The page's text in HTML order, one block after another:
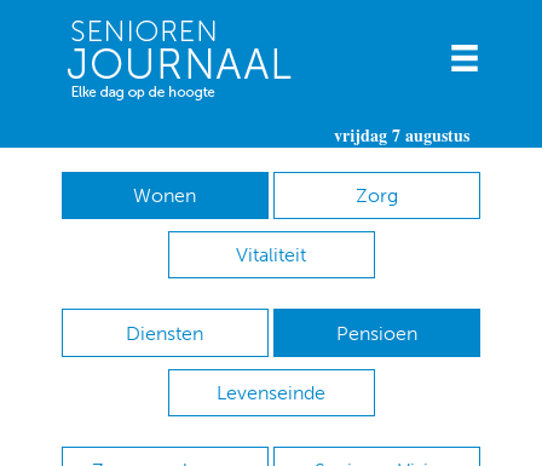
vrijdag 7 augustus
Wonen Zorg
Vitaliteit
Diensten Pensioen
Levenseinde